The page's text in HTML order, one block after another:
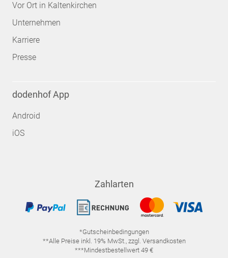
Vor Ort in Kaltenkirchen
Unternehmen
Karriere
Presse
dodenhof App
Android
iOS
Zahlarten
*Gutscheinbedingungen
**Alle Preise inkl. 19% MwSt., zzgl. Versandkosten
***Mindestbestellwert 49 €